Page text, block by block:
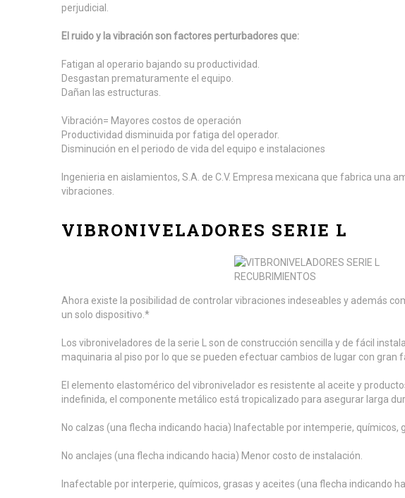
perjudicial.
El ruido y la vibración son factores perturbadores que:
Fatigan al operario bajando su productividad.
Desgastan prematuramente el equipo.
Dañan las estructuras.
Vibración= Mayores costos de operación
Productividad disminuida por fatiga del operador.
Disminución en el periodo de vida del equipo e instalaciones
Ingenieria en aislamientos, S.A. de C.V. Empresa mexicana que fabrica una
vibraciones.
VIBRONIVELADORES SERIE L
Ahora existe la posibilidad de controlar vibraciones indeseables y además
un solo dispositivo.*
Los vibroniveladores de la serie L son de construcción sencilla y de fácil
maquinaria al piso por lo que se pueden efectuar cambios de lugar con gran
El elemento elastomérico del vibronivelador es resistente al aceite y
indefinida, el componente metálico está tropicalizado para asegurar larga
No calzas (una flecha indicando hacia) Inafectable por intemperie, químicos,
No anclajes (una flecha indicando hacia) Menor costo de instalación.
Inafectable por interperie, químicos, grasas y aceites (una flecha indicando